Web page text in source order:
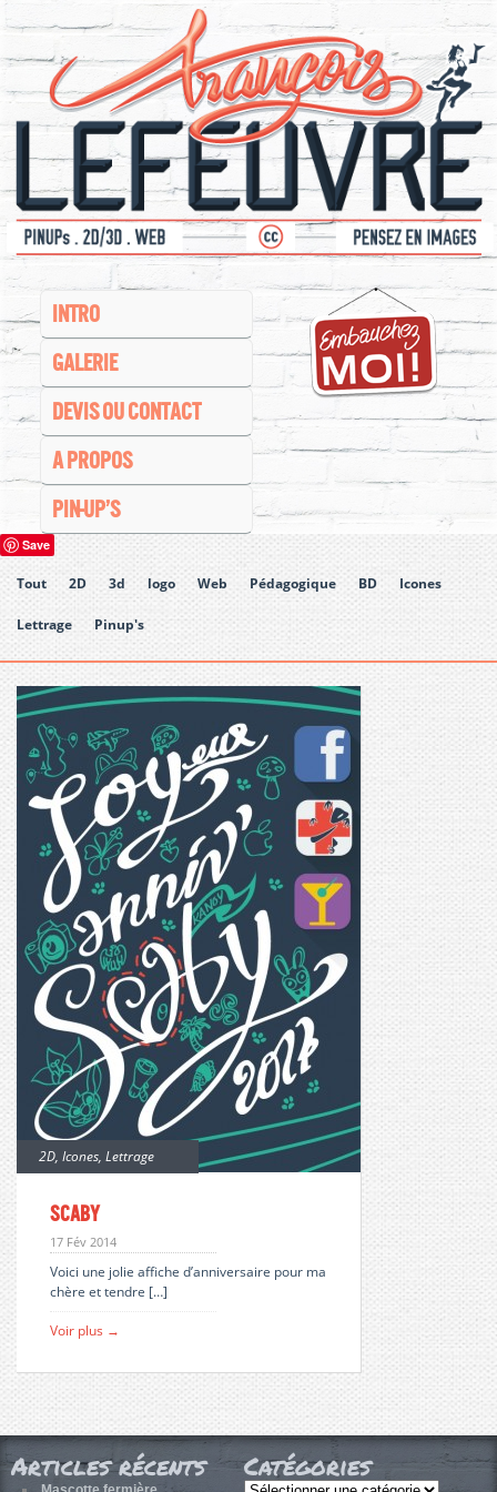
INTRO
GALERIE
DEVIS OU CONTACT
A PROPOS
PIN-UP’S
Save
Tout 2D 3d logo Web Pédagogique BD Icones
Lettrage Pinup's
2D, Icones, Lettrage
Scaby
17 Fév 2014
Voici une jolie affiche d’anniversaire pour ma
chère et tendre […]
Voir plus →
Articles récents Catégories
Catégories